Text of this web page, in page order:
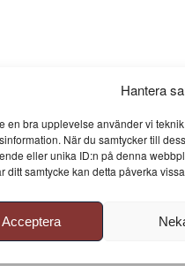
Hantera
en bra upplevelse använder vi
När du samtycker till
eller unika ID:n på denna
ditt samtycke kan detta påverka
Acceptera